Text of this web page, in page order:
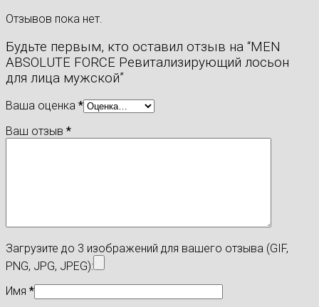
Отзывов пока нет.
Будьте первым, кто оставил отзыв на “MEN
ABSOLUTE FORCE Ревитализирующий лосьон
для лица мужской”
Ваша оценка *
Ваш отзыв *
Загрузите до 3 изображений для вашего отзыва (GIF,
PNG, JPG, JPEG):
Имя *